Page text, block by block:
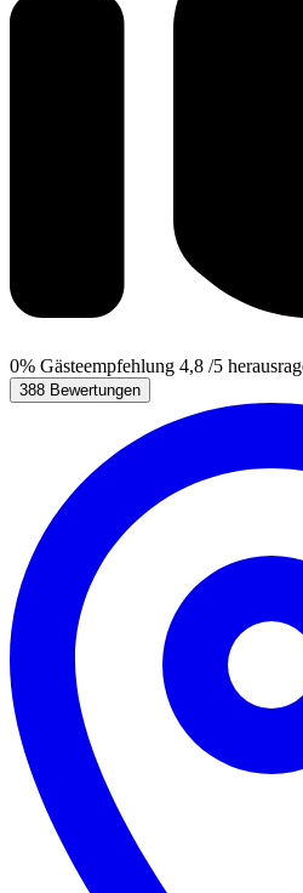
0% Gästeempfehlung 4,8 /5
388 Bewertungen